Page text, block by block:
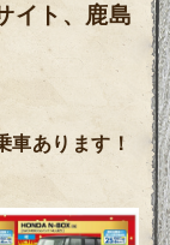
イト、鹿島
車あります！